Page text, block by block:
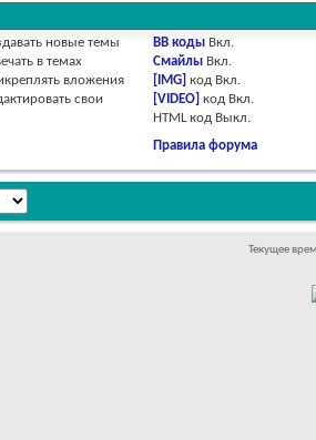
новые темы
в темах
вложения
свои
BB коды Вкл.
Смайлы Вкл.
[IMG] код Вкл.
[VIDEO] код Вкл.
HTML код Выкл.
Правила форума
Текущее